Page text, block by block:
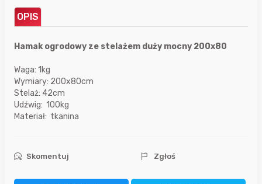
OPIS
Hamak ogrodowy ze stelażem duży mocny 200x80
Waga: 1kg
Wymiary: 200x80cm
Stelaż: 42cm
Udźwig: 100kg
Materiał: tkanina
Skomentuj Zgłoś